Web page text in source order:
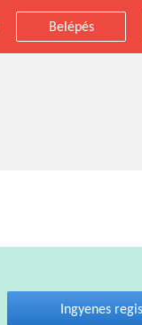
Belépés
Ingyenes